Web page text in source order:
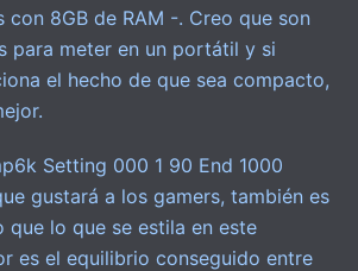
con 8GB de RAM -. Creo que son
para meter en un portátil y si
el hecho de que sea compacto,
gustará a los gamers, también es
que lo que se estila en este
es el equilibrio conseguido entre